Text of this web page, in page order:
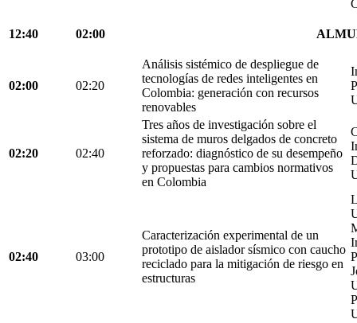
12:40 02:00
02:00 02:20
Análisis sistémico de despliegue de
tecnologías de redes inteligentes en
Colombia: generación con recursos
renovables
02:20 02:40
Tres años de investigación sobre el
sistema de muros delgados de concreto
reforzado: diagnóstico de su desempeño
y propuestas para cambios normativos
en Colombia
02:40 03:00
Caracterización experimental de un
prototipo de aislador sísmico con caucho
reciclado para la mitigación de riesgo en
estructuras